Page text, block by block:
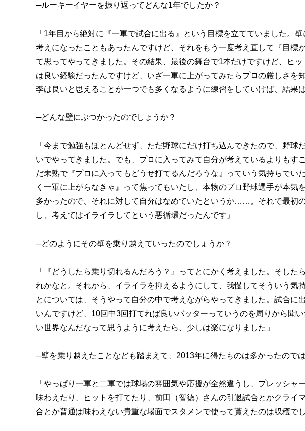
─ルーキーイヤーを振り返ってどんな1年でしたか？
「1年目から絶対に『一軍で試合に出る』という目標を立てていました。
考えになったこともあったんですけど、それをもう一度考え直して『目標
て思ってやってきました。その結果、最後の舞台で1本だけですけど、ヒ
は良い経験だったんですけど、いざ一軍に上がってみたらプロの厳しさを
季は良いと思えることが一つでも多くなるように練習をしていけば、結果
─どんな壁にぶつかったのでしょうか？
「今まで勉強もほとんどせず、ただ野球にだけ打ち込んできたので、野球
いでやってきました。でも、プロに入ってみて自分が考えているよりもす
だ未熟で『プロに入ってもどうせ打てるんだろうな』っていう気持ちでい
く一軍に上がらなきゃ』って焦ってもいたし、本物のプロ野球選手が本気
多かったので、それに対して自分はなめていたというか……。それで最初
し、考えてはイライラしてという悪循環だったんです」
─どのようにその壁を乗り越えていったのでしょうか？
「『どうしたら乗り切れるんだろう？』ってとにかく考えました。そした
れかなと。それから、イライラを抑えるようにして、我慢してそういう気
とについては、そうやって自分の中で考えながらやってきました。試合に
いんですけど、10回中3回打てれば良いバッターっていうのを周りから聞
い世界なんだなって思うように考えたら、少しは楽になりました」
─壁を乗り越えたことなども踏まえて、2013年に得たものは多かったのでは
「やっぱり一軍と二軍では球場の雰囲気や応援が全然違うし、プレッシャ
味わえたり、ヒットを打てたり、前田（智徳）さんの引退試合とかクライ
合とか普通は味わえない貴重な場面でスタメンで使って貰えたのは収穫でし